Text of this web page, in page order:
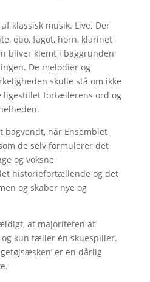
klassisk musik. Live. Der
obo, fagot, horn, klarinet
bliver klemt i baggrunden
De melodier og
skulle stå om ikke
ligestillet fortællerens ord og
bagvendt, når Ensemblet
de selv formulerer det
og voksne
historiefortællende og det
og skaber nye og
at majoriteten af
kun tæller én skuespiller.
er en dårlig